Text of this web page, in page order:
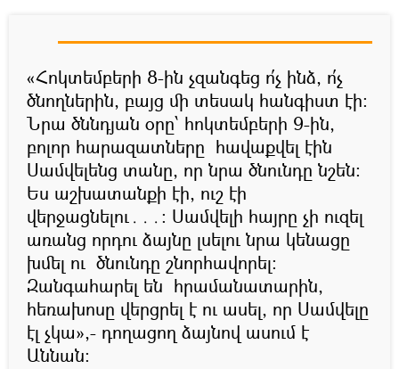
«Հոկտեմբերի 8-ին չզանգեց ո՛չ ինձ, ո՛չ
ծնողներին, բայց մի տեսակ հանգիստ էի։
Նրա ծննդյան օրը՝ հոկտեմբերի 9-ին,
բոլոր հարազատները հավաքվել էին
Սամվելենց տանը, որ նրա ծնունդը նշեն։
Ես աշխատանքի էի, ուշ էի
վերջացնելու․․․։ Սամվելի հայրը չի ուզել
առանց որդու ձայնը լսելու նրա կենացը
խմել ու ծնունդը շնորհավորել։
Զանգահարել են հրամանատարին,
հեռախոսը վերցրել է ու ասել, որ Սամվելը
էլ չկա»,- դողացող ձայնով ասում է
Աննան։